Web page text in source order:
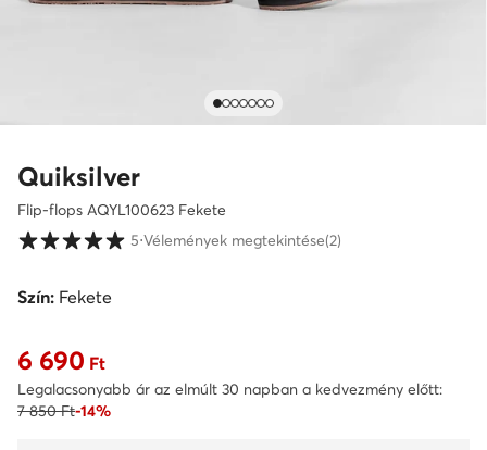
Quiksilver
Flip-flops AQYL100623 Fekete
Vásárlói értékelések 1-5 skálán
5⋅Vélemények megtekintése(2)
Szín: Fekete
Aktuális ár 6 690 Ft
6 690 Ft
Legalacsonyabb ár az elmúlt 30 napban a kedvezmény előtt:
7 850 Ft-14%